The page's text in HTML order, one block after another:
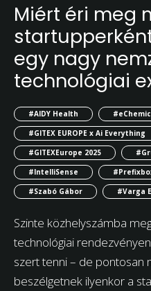
Miért éri meg
egy nagy
technológiai
#AIDY Health
#GITEX EUROPE x Ai Everything
#GITEXEurope 2025
#IntelliSense
#Szabó Gábor
#Varga
Szinte közhelyszámba
technológiai
szert tenni – de pontosan
beszélgetnek ilyenkor a